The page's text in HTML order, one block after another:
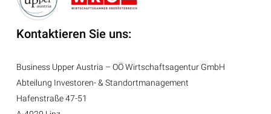
Kontaktieren Sie uns:
Business Upper Austria – OÖ Wirtschaftsagentur GmbH
Abteilung Investoren- & Standortmanagement
Hafenstraße 47-51